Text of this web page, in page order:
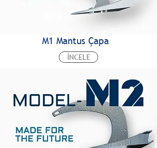
M1 Mantus Çapa
İNCELE